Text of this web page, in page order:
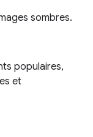
sombres.
populaires,
et